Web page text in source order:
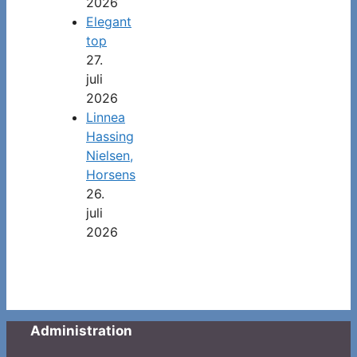
Elegant
top
27.
juli
2026
Linnea
Hassing
Nielsen,
Horsens
26.
juli
2026
Administration